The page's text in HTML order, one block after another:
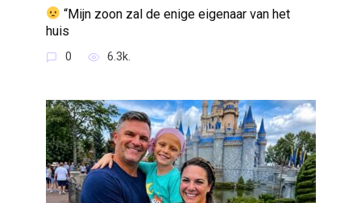
“Mijn zoon zal de enige eigenaar van het
huis
0 6.3k.